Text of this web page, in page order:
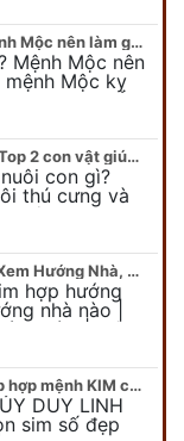
Mệnh Mộc hợp nghề gì? Mệnh Mộc nên làm gì? Mệnh Mộc kỵ nghề nào?
Mệnh Mộc nên
mệnh Mộc kỵ
Xem ngay để
Mệnh Kim hợp nuôi con gì? Top 2 con vật giúp gia chủ Phát tài phát lộc
con gì?
thú cưng và
nuôi hợp
Mệnh Kim hợp hướng nào? Xem Hướng Nhà, Phòng ngủ, Làm việc hợp mệnh Kim
hợp hướng
nhà nào |
nào | mệnh
#5 Bí Quyết chọn sim số đẹp hợp mệnh KIM chuẩn xác nhất
DUY LINH
sim số đẹp